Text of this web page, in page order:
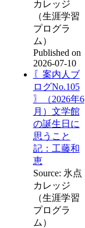
カレッジ
（生涯学習
プログラ
ム）
Published on
2026-07-10
〖案内人ブ
ログNo.105
〗（2026年6
月）文学館
の誕生日に
思うこと
記：工藤和
恵
Source: 氷点
カレッジ
（生涯学習
プログラ
ム）